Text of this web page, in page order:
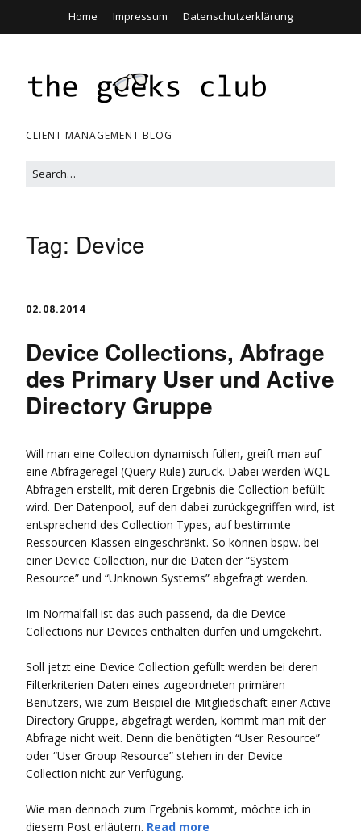
Home Impressum Datenschutzerklärung
CLIENT MANAGEMENT BLOG
Tag: Device
02.08.2014
Device Collections, Abfrage
des Primary User und Active
Directory Gruppe
Will man eine Collection dynamisch füllen, greift man auf
eine Abfrageregel (Query Rule) zurück. Dabei werden WQL
Abfragen erstellt, mit deren Ergebnis die Collection befüllt
wird. Der Datenpool, auf den dabei zurückgegriffen wird, ist
entsprechend des Collection Types, auf bestimmte
Ressourcen Klassen eingeschränkt. So können bspw. bei
einer Device Collection, nur die Daten der “System
Resource” und “Unknown Systems” abgefragt werden.
Im Normalfall ist das auch passend, da die Device
Collections nur Devices enthalten dürfen und umgekehrt.
Soll jetzt eine Device Collection gefüllt werden bei deren
Filterkriterien Daten eines zugeordneten primären
Benutzers, wie zum Beispiel die Mitgliedschaft einer Active
Directory Gruppe, abgefragt werden, kommt man mit der
Abfrage nicht weit. Denn die benötigten “User Resource”
oder “User Group Resource” stehen in der Device
Collection nicht zur Verfügung.
Wie man dennoch zum Ergebnis kommt, möchte ich in
diesem Post erläutern. Read more